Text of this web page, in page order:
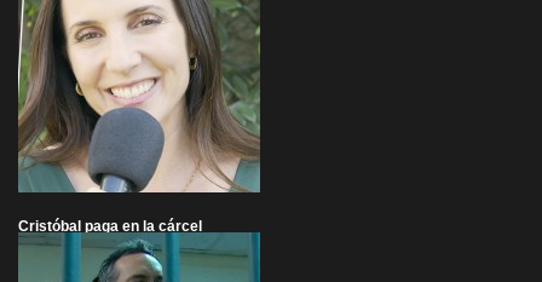
Cristóbal paga en la cárcel